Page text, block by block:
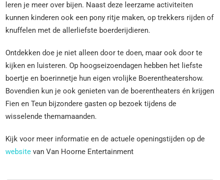
leren je meer over bijen. Naast deze leerzame activiteiten
kunnen kinderen ook een pony ritje maken, op trekkers rijden of
knuffelen met de allerliefste boerderijdieren.
Ontdekken doe je niet alleen door te doen, maar ook door te
kijken en luisteren. Op hoogseizoendagen hebben het liefste
boertje en boerinnetje hun eigen vrolijke Boerentheatershow.
Bovendien kun je ook genieten van de boerentheaters én krijgen
Fien en Teun bijzondere gasten op bezoek tijdens de
wisselende themamaanden.
Kijk voor meer informatie en de actuele openingstijden op de
website van Van Hoorne Entertainment